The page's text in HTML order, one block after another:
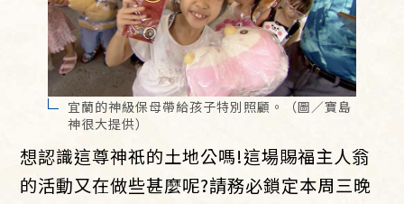
宜蘭的神級保母帶給孩子特別照顧。（圖／寶島
神很大提供）
想認識這尊神祇的土地公嗎!這場賜福主人翁
的活動又在做些甚麼呢?請務必鎖定本周三晚